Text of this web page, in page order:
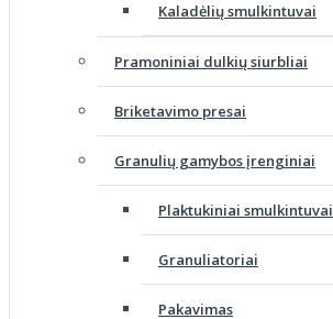
Kaladėlių smulkintuvai
Pramoniniai dulkių siurbliai
Briketavimo presai
Granulių gamybos įrenginiai
Plaktukiniai smulkintuvai
Granuliatoriai
Pakavimas